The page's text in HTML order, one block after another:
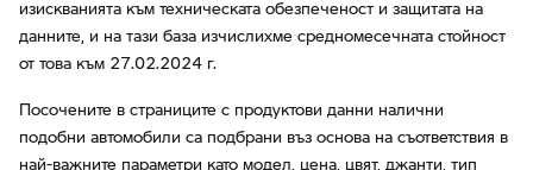
изискванията към техническата обезпеченост и защитата на
данните, и на тази база изчислихме средномесечната стойност
от това към 27.02.2024 г.
Посочените в страниците с продуктови данни налични
подобни автомобили са подбрани въз основа на съответствия в
най-важните параметри като модел, цена, цвят, джанти, тип